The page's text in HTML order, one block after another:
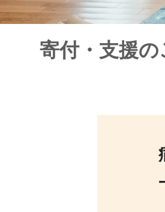
寄付・支援の